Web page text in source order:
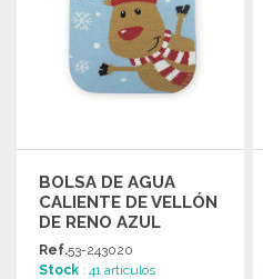
BOLSA DE AGUA
CALIENTE DE VELLÓN
DE RENO AZUL
CLARO A PRECIOS DE
MAYORISTA
Ref.53-243020
Stock : 41 artículos